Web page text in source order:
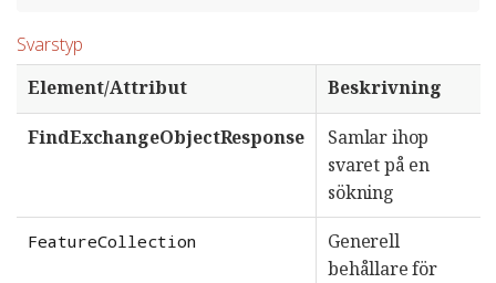
Svarstyp
Element/Attribut
Beskrivning
FindExchangeObjectResponse
Samlar ihop
svaret på en
sökning
FeatureCollection
Generell
behållare för